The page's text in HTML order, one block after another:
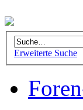
Erweiterte Suche